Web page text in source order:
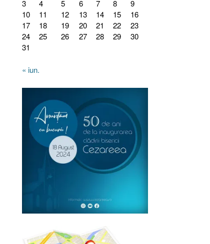
3
4 5 6 7 8
9
10
11 12 13 14 15
16
17
18 19 20 21 22
23
24
25 26 27 28 29
30
31
« iun.